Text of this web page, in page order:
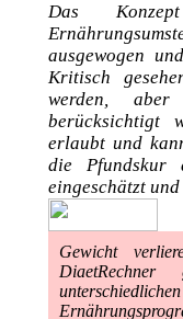
Das
ausgewogen
Kritisch
werden,
berücksichtigt
erlaubt und
die Pfundskur
eingeschätzt
Gewicht